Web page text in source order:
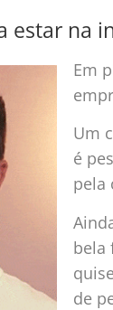
estar na
Em
Um
é
pela
bela
de